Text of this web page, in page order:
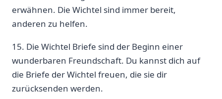
erwähnen. Die Wichtel sind immer bereit,
anderen zu helfen.
15. Die Wichtel Briefe sind der Beginn einer
wunderbaren Freundschaft. Du kannst dich auf
die Briefe der Wichtel freuen, die sie dir
zurücksenden werden.